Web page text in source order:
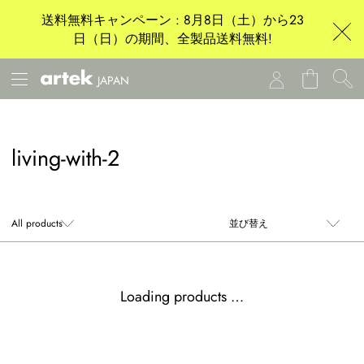
送料無料キャンペーン : 8月8日（土）から23
日（日）の期間、全製品送料無料!
JAPAN
living-with-2
Loading products …